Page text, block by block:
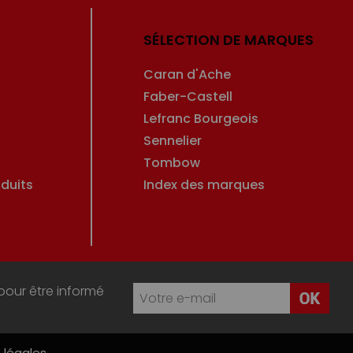
SÉLECTION DE MARQUES
Caran d'Ache
Faber-Castell
Lefranc Bourgeois
Sennelier
Tombow
Index des marques
être informé